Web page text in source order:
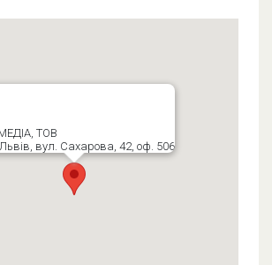
ТОВ
вул. Сахарова, 42, оф. 506